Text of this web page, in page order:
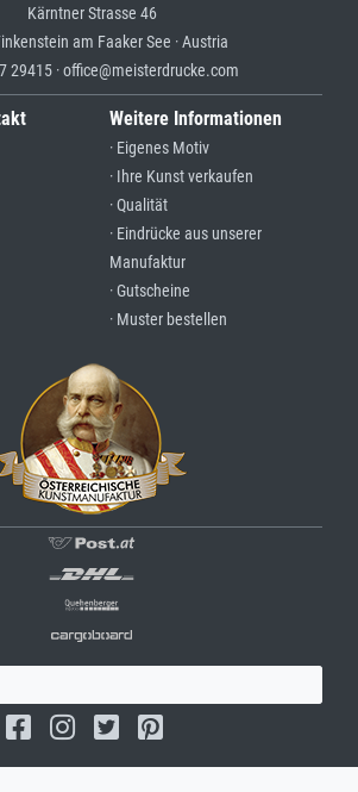
Kärntner Strasse 46
am Faaker See · Austria
29415 · office@meisterdrucke.com
Weitere Informationen
· Eigenes Motiv
· Ihre Kunst verkaufen
· Qualität
· Eindrücke aus unserer
Manufaktur
· Gutscheine
· Muster bestellen